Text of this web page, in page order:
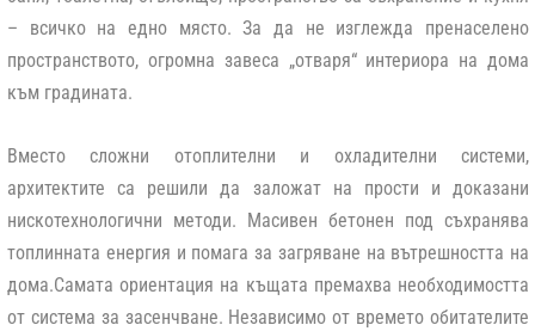
– всичко на едно място. За да не изглежда пренаселено
пространството, огромна завеса „отваря“ интериора на дома
към градината.
Вместо сложни отоплителни и охладителни системи,
архитектите са решили да заложат на прости и доказани
нискотехнологични методи. Масивен бетонен под съхранява
топлинната енергия и помага за загряване на вътрешността на
дома.Самата ориентация на къщата премахва необходимостта
от система за засенчване. Независимо от времето обитателите